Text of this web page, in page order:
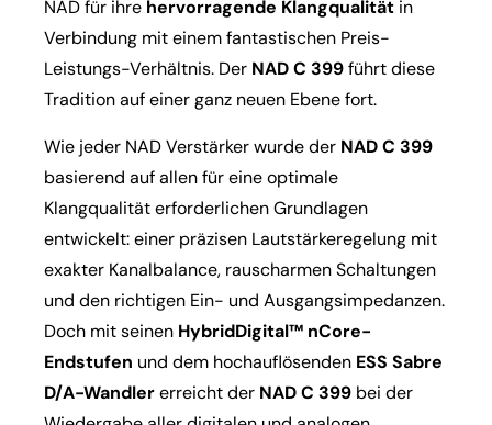
NAD für ihre hervorragende Klangqualität in
Verbindung mit einem fantastischen Preis-
Leistungs-Verhältnis. Der NAD C 399führt diese
Tradition auf einer ganz neuen Ebene fort.
Wie jeder NAD Verstärker wurde der NAD C 399
basierend auf allen für eine optimale
Klangqualität erforderlichen Grundlagen
entwickelt: einer präzisen Lautstärkeregelung mit
exakter Kanalbalance, rauscharmen Schaltungen
und den richtigen Ein- und Ausgangsimpedanzen.
Doch mit seinen HybridDigital™ nCore-
Endstufen und dem hochauflösenden ESS Sabre
D/A-Wandlererreicht der NAD C 399 bei der